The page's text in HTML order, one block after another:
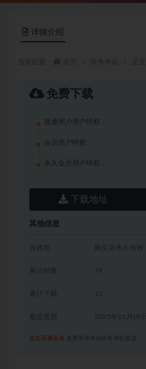
详情介绍
免费下载
普通用户用户特权：
会员用户特权：
永久会员用户特权：
下载地址
其他信息
有效期 购买后永久有效
累计销量 79
累计下载 10
2025年11月09日
点击开通会员 免费享有本站所有课程资源